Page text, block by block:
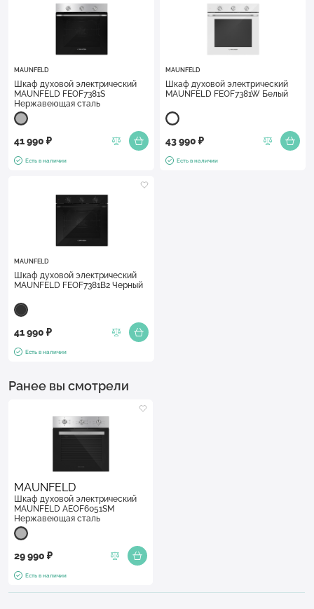
MAUNFELD
Шкаф духовой электрический
MAUNFELD FEOF7381S
Нержавеющая сталь
41 990 ₽
Есть в наличии
MAUNFELD
Шкаф духовой электрический
MAUNFELD FEOF7381W Белый
43 990 ₽
Есть в наличии
MAUNFELD
Шкаф духовой электрический
MAUNFELD FEOF7381B2 Черный
41 990 ₽
Есть в наличии
Ранее вы смотрели
MAUNFELD
Шкаф духовой электрический
MAUNFELD AEOF6051SM
Нержавеющая сталь
29 990 ₽
Есть в наличии